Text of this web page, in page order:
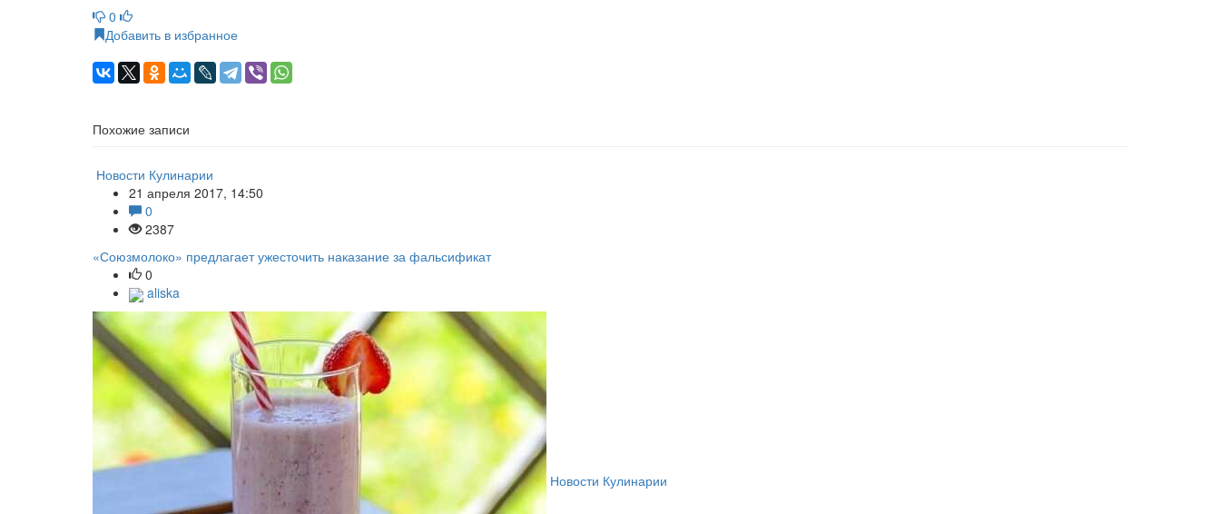
0
Добавить в избранное
Похожие записи
Новости Кулинарии
21 апреля 2017, 14:50
0
2387
«Союзмолоко» предлагает ужесточить наказание за фальсификат
0
aliska
Новости Кулинарии